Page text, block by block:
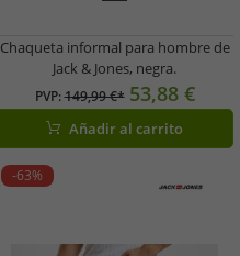
Chaqueta informal para hombre de
Jack & Jones, negra.
PVP:149,99 €* 53,88 €
Añadir al carrito
-63%